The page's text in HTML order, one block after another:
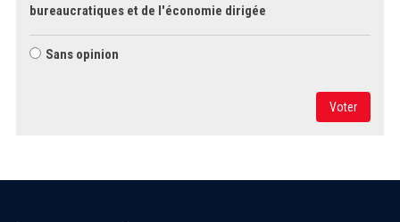
bureaucratiques et de l'économie dirigée
Sans opinion
Voter